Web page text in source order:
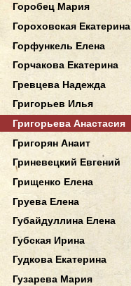
Горобец Мария
Гороховская Екатерина
Горфункель Елена
Горчакова Екатерина
Гревцева Надежда
Григорьев Илья
Григорьева Анастасия
Григорян Анаит
Гриневецкий Евгений
Грищенко Елена
Груева Елена
Губайдуллина Елена
Губская Ирина
Гудкова Екатерина
Гузарева Мария